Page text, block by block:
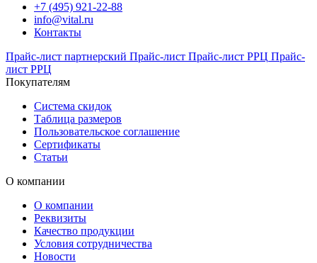
+7 (495) 921-22-88
info@vital.ru
Контакты
Прайс-лист партнерский Прайс-лист Прайс-лист РРЦ Прайс-
лист РРЦ
Покупателям
Система скидок
Таблица размеров
Пользовательское соглашение
Сертификаты
Статьи
О компании
О компании
Реквизиты
Качество продукции
Условия сотрудничества
Новости